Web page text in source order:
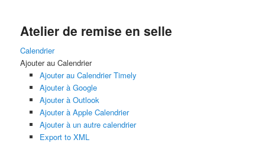
Atelier de remise en selle
Calendrier
Ajouter au Calendrier
Ajouter au Calendrier Timely
Ajouter à Google
Ajouter à Outlook
Ajouter à Apple Calendrier
Ajouter à un autre calendrier
Export to XML